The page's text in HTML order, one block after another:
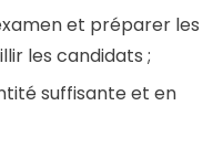
et préparer les
les candidats ;
suffisante et en